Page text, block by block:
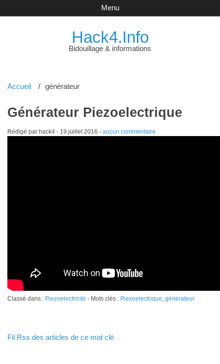
Hack4.Info
Bidouillage & informations
Menu
Accueil générateur
Générateur Piezoelectrique
Rédigé par hack4 - 19 juillet 2016 - aucun commentaire
Classé dans : Piezoelectricité - Mots clés : Piezoelectrique, générateur
Fil Rss des articles de ce mot clé